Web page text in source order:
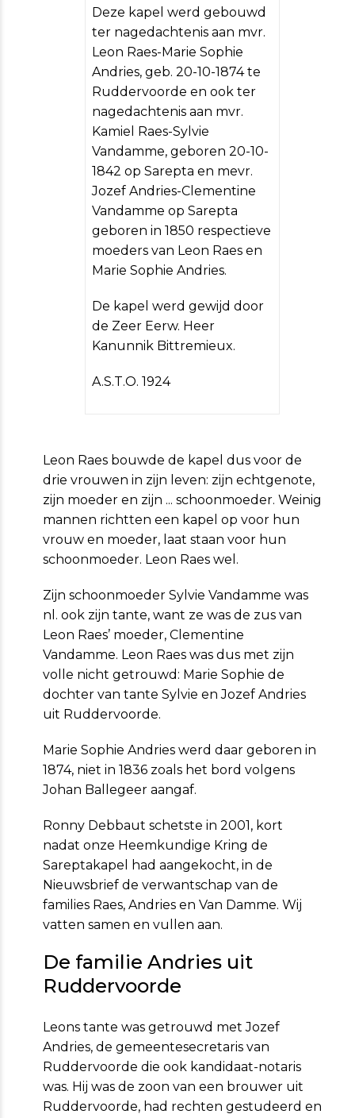
Deze kapel werd gebouwd
ter nagedachtenis aan mvr.
Leon Raes-Marie Sophie
Andries, geb. 20-10-1874 te
Ruddervoorde en ook ter
nagedachtenis aan mvr.
Kamiel Raes-Sylvie
Vandamme, geboren 20-10-
1842 op Sarepta en mevr.
Jozef Andries-Clementine
Vandamme op Sarepta
geboren in 1850 respectieve
moeders van Leon Raes en
Marie Sophie Andries.
De kapel werd gewijd door
de Zeer Eerw. Heer
Kanunnik Bittremieux.
A.S.T.O. 1924
Leon Raes bouwde de kapel dus voor de
drie vrouwen in zijn leven: zijn echtgenote,
zijn moeder en zijn ... schoonmoeder. Weinig
mannen richtten een kapel op voor hun
vrouw en moeder, laat staan voor hun
schoonmoeder. Leon Raes wel.
Zijn schoonmoeder Sylvie Vandamme was
nl. ook zijn tante, want ze was de zus van
Leon Raes’ moeder, Clementine
Vandamme. Leon Raes was dus met zijn
volle nicht getrouwd: Marie Sophie de
dochter van tante Sylvie en Jozef Andries
uit Ruddervoorde.
Marie Sophie Andries werd daar geboren in
1874, niet in 1836 zoals het bord volgens
Johan Ballegeer aangaf.
Ronny Debbaut schetste in 2001, kort
nadat onze Heemkundi­ge Kring de
Sareptakapel had aangekocht, in de
Nieuwsbrief de verwantschap van de
families Raes, Andries en Van Damme. Wij
vatten samen en vullen aan.
De familie Andries uit
Ruddervoorde
Leons tante was getrouwd met Jozef
Andries, de gemeentesecretaris van
Ruddervoorde die ook kandidaat-notaris
was. Hij was de zoon van een brouwer uit
Ruddervoorde, had rechten gestudeerd en